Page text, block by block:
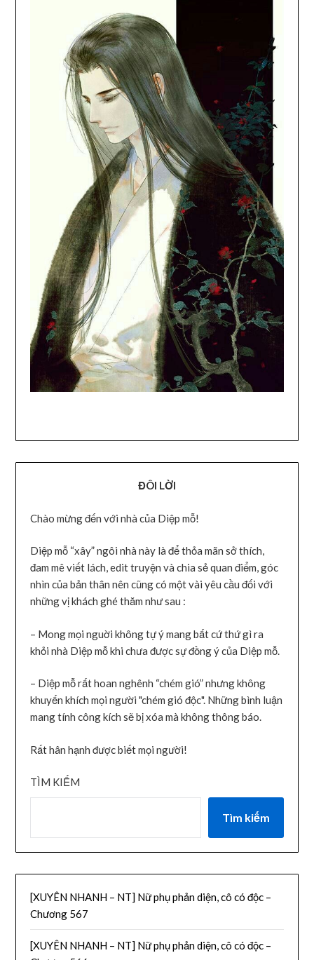
ĐÔI LỜI
Chào mừng đến với nhà của Diệp mỗ!
Diệp mỗ “xây” ngôi nhà này là để thỏa mãn sở thích,
đam mê viết lách, edit truyện và chia sẻ quan điểm, góc
nhìn của bản thân nên cũng có một vài yêu cầu đối với
những vị khách ghé thăm như sau :
– Mong mọi nguời không tự ý mang bất cứ thứ gì ra
khỏi nhà Diệp mỗ khi chưa được sự đồng ý của Diệp mỗ.
– Diệp mỗ rất hoan nghênh “chém gió” nhưng không
khuyến khích mọi người "chém gió độc". Những bình luận
mang tính công kích sẽ bị xóa mà không thông báo.
Rất hân hạnh được biết mọi người!
TÌM KIẾM
Tìm kiếm
[XUYÊN NHANH – NT] Nữ phụ phản diện, cô có độc –
Chương 567
[XUYÊN NHANH – NT] Nữ phụ phản diện, cô có độc –